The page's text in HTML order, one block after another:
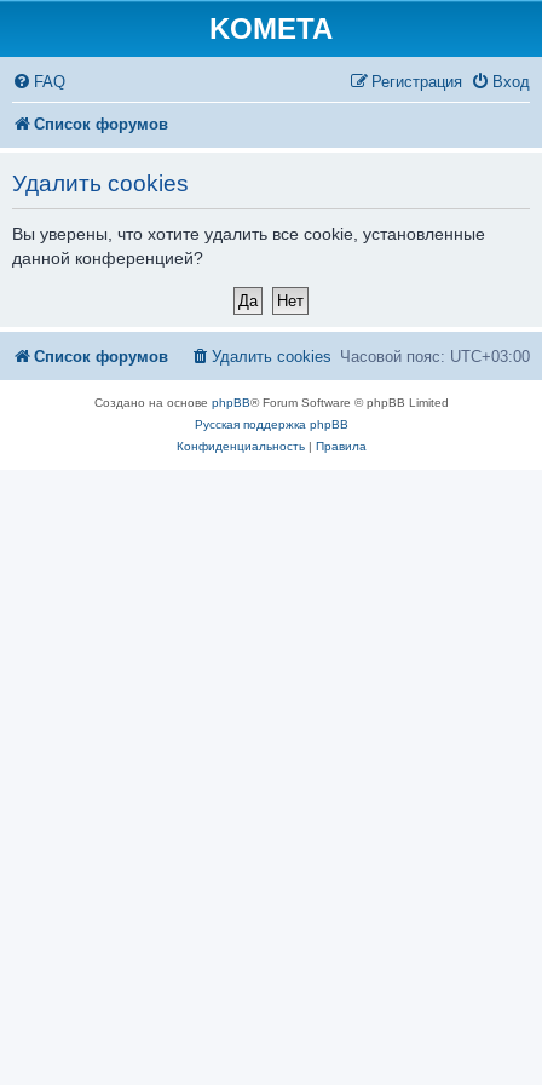
KOMETA
FAQ Вход
Регистрация
Список форумов
Удалить cookies
Вы уверены, что хотите удалить все cookie, установленные
данной конференцией?
Список форумов Часовой пояс: UTC+03:00
Удалить cookies
Создано на основе phpBB® Forum Software © phpBB Limited
Русская поддержка phpBB
Конфиденциальность| Правила